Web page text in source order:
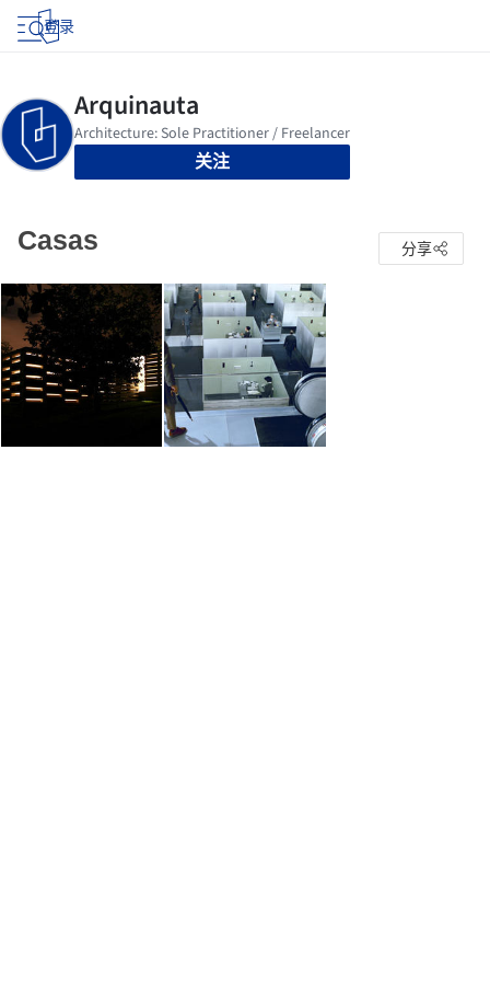
登录
关注
Casas 分享